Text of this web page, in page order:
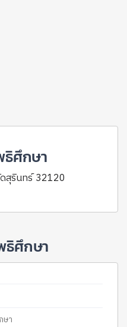
ธิศึกษา
สุรินทร์ 32120
ธิศึกษา
ษา